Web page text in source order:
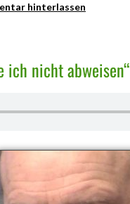
hinterlassen
ich nicht abweisen“